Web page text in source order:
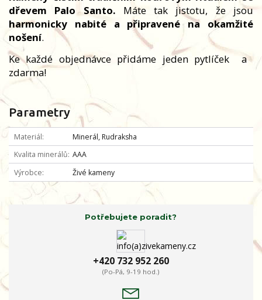
dřevem Palo Santo. Máte tak jistotu, že jsou
harmonicky nabité a připravené na okamžité
nošení.
Ke každé objednávce přidáme jeden pytlíček
a
zdarma!
Parametry
Materiál
Minerál, Rudraksha
Kvalita minerálů AAA
Výrobce
Živé kameny
Potřebujete poradit?
+420 732 952 260
(Po-Pá, 9-19 hod.)